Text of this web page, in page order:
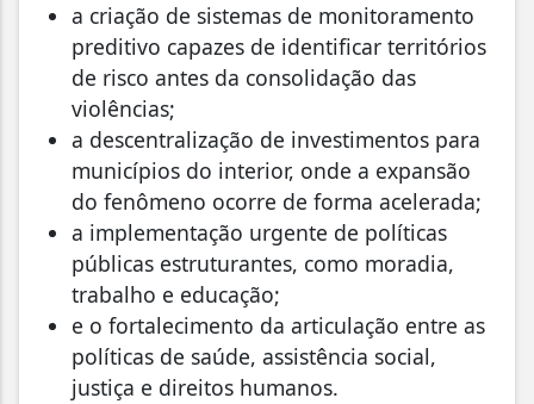
a criação de sistemas de monitoramento
preditivo capazes de identificar territórios
de risco antes da consolidação das
violências;
a descentralização de investimentos para
municípios do interior, onde a expansão
do fenômeno ocorre de forma acelerada;
a implementação urgente de políticas
públicas estruturantes, como moradia,
trabalho e educação;
e o fortalecimento da articulação entre as
políticas de saúde, assistência social,
justiça e direitos humanos.